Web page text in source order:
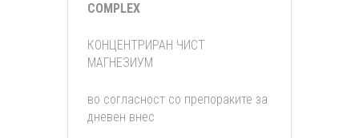
COMPLEX
КОНЦЕНТРИРАН ЧИСТ
МАГНЕЗИУМ
во согласност со препораките за
дневен внес